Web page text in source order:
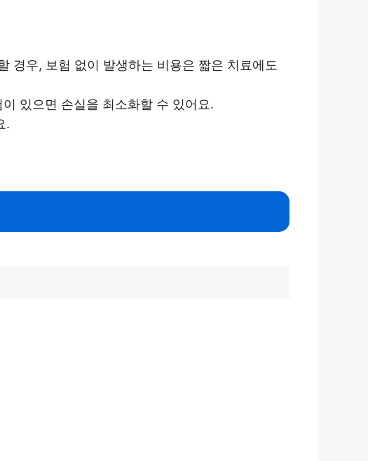
경우, 보험 없이 발생하는 비용은 짧은 치료에도
있으면 손실을 최소화할 수 있어요.
.